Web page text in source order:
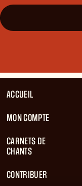
ACCUEIL
MON COMPTE
CARNETS DE
CHANTS
CONTRIBUER